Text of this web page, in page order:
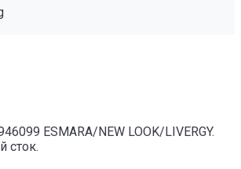
ESMARA/NEW LOOK/LIVERGY.
сток.